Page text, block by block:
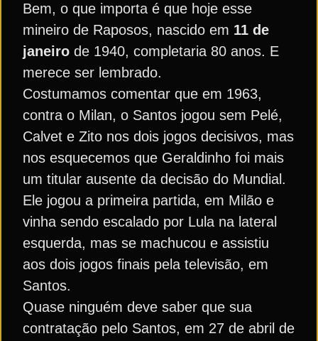
Bem, o que importa é que hoje esse
mineiro de Raposos, nascido em 11 de
janeiro de 1940, completaria 80 anos. E
merece ser lembrado.
Costumamos comentar que em 1963,
contra o Milan, o Santos jogou sem Pelé,
Calvet e Zito nos dois jogos decisivos, mas
nos esquecemos que Geraldinho foi mais
um titular ausente da decisão do Mundial.
Ele jogou a primeira partida, em Milão e
vinha sendo escalado por Lula na lateral
esquerda, mas se machucou e assistiu
aos dois jogos finais pela televisão, em
Santos.
Quase ninguém deve saber que sua
contratação pelo Santos, em 27 de abril de